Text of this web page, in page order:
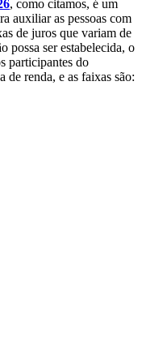
, como citamos, é um
auxiliar as pessoas com
de juros que variam de
possa ser estabelecida, o
participantes do
de renda, e as faixas são: